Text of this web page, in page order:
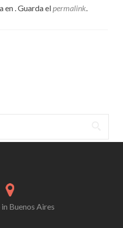
en . Guarda elpermalink.
Buenos Aires